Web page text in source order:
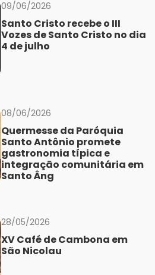
09/06/2026
Santo Cristo recebe o III
Vozes de Santo Cristo no dia
4 de julho
08/06/2026
Quermesse da Paróquia
Santo Antônio promete
gastronomia típica e
integração comunitária em
Santo Âng
28/05/2026
XV Café de Cambona em
São Nicolau